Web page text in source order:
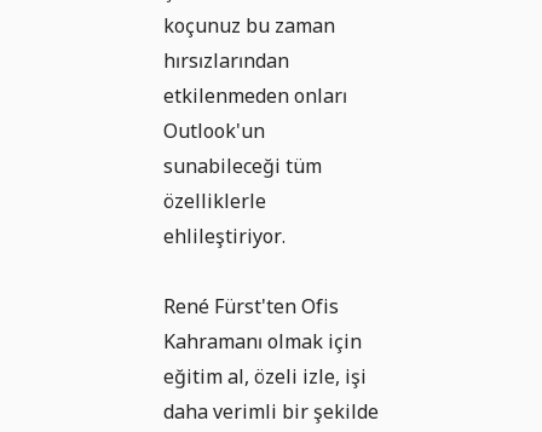
koçunuz bu zaman
hırsızlarından
etkilenmeden onları
Outlook'un
sunabileceği tüm
özelliklerle
ehlileştiriyor.
René Fürst'ten Ofis
Kahramanı olmak için
eğitim al, özeli izle, işi
daha verimli bir şekilde